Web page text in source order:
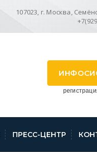
107023, г. Москва,
ПРЕСС-ЦЕНТР